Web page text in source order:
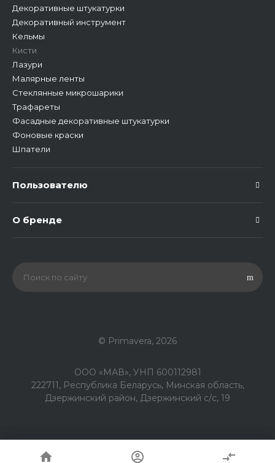
Декоративные штукатурки
Декоративный инструмент
Кельмы
Кисти
Лазури
Малярные ленты
Стеклянные микрошарики
Трафареты
Фасадные декоративные штукатурки
Фоновые краски
Шпатели
Пользователю
О бренде
© Primavera, 2026
ООО «МАВ», УНП 600112981
222711, Республика Беларусь, Минская область,
Дзержинский район, Дзержинский с/с, 19